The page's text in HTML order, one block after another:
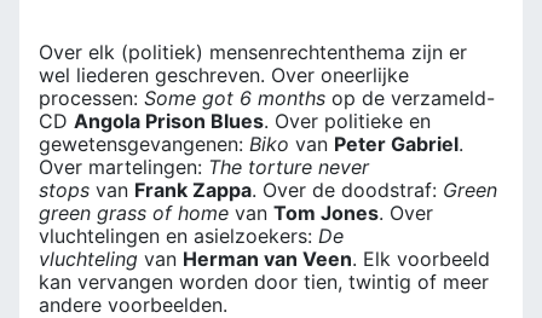
Over elk (politiek) mensenrechtenthema zijn er
wel liederen geschreven. Over oneerlijke
processen: Some got 6 months op de verzameld-
CD Angola Prison Blues. Over politieke en
gewetensgevangenen: Biko van Peter Gabriel.
Over martelingen: The torture never
stops van Frank Zappa. Over de doodstraf: Green
green grass of home van Tom Jones. Over
vluchtelingen en asielzoekers: De
vluchteling van Herman van Veen. Elk voorbeeld
kan vervangen worden door tien, twintig of meer
andere voorbeelden.